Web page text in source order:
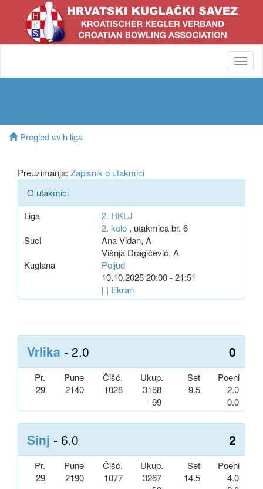
Pregled svih liga
Preuzimanja: Zapisnik o utakmici
O utakmici
Liga
2. HKLJ
2. kolo, utakmica br. 6
Suci
Ana Vidan, A
Višnja Dragičević, A
Kuglana
Poljud
10.10.2025 20:00 - 21:51
| | Ekran
Vrlika - 2.0 0
Pr. Pune Čišć. Ukup. Set
Poeni
29
2140 1028
3168
-99
9.5
2.0
0.0
Sinj - 6.0 2
Pr. Pune Čišć. Ukup. Set
Poeni
29
2190 1077
3267
14.5
4.0